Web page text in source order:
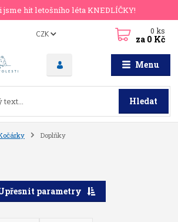
hit letošního léta KNEDLÍČKY!
Menu
CZK
Hledat
0ks
za 0 Kč
Doplňky
parametry